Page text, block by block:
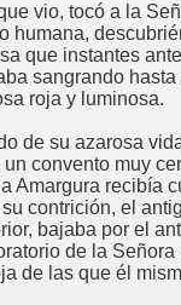
vio, tocó a la
humana,
que instantes
sangrando hasta
roja y luminosa.
de su azarosa
convento muy
Amargura recibía
contrición, el
bajaba por el
de la Señora
de las que él